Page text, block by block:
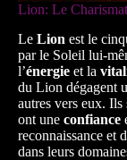
Lion: Le
Le Lion est le
par le Soleil lui-
l’énergie et la
du Lion dégagent
autres vers eux.
ont une confiance
reconnaissance et
dans leurs